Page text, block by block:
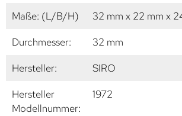
Maße: (L/B/H)
32 mm x 22 mm x
Durchmesser:
32 mm
Hersteller:
SIRO
Hersteller
Modellnummer:
1972